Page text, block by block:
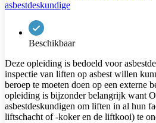
asbestdeskundige
Beschikbaar
Deze opleiding is bedoeld voor
inspectie van liften op asbest willen
beroep te moeten doen op een externe
opleiding is bijzonder belangrijk want
asbestdeskundigen om liften in al hun
liftschacht of -koker en de liftkooi) te